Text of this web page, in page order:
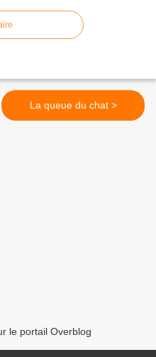
La queue du chat >
le portail Overblog